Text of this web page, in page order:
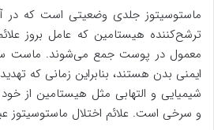
ماستوسیتوز جلدی وضعیتی است که
ترشح‌کننده هیستامین که عامل بروز
معمول در پوست جمع می‌شوند. ماست
ایمنی بدن هستند، بنابراین زمانی که
شیمیایی و التهابی مثل هیستامین از
و سرخی است. علائم اختلال ماستوسیتوز